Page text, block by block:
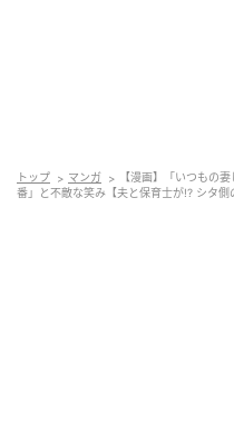
トップ マンガ
【漫画】「いつもの
番」と不敵な笑み【夫と保育士が!? シタ側